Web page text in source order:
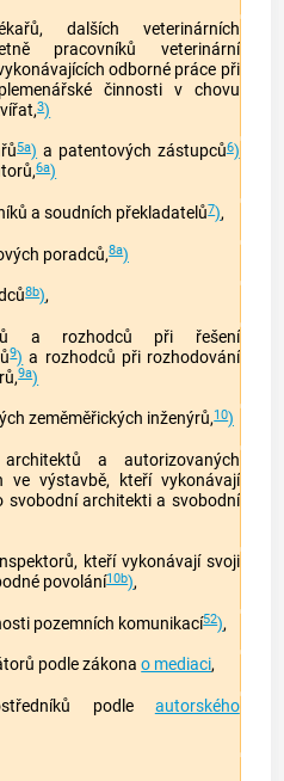
dalších veterinárních
pracovníků veterinární
odborné práce při
činnosti v chovu
3)
5a) a patentových zástupců6)
6a)
a soudních překladatelů7),
poradců,8a)
8b),
a rozhodců při řešení
9) a rozhodců při rozhodování
9a)
zeměměřických inženýrů,10)
architektů a autorizovaných
ve výstavbě, kteří vykonávají
svobodní architekti a svobodní
kteří vykonávají svoji
povolání10b),
pozemních komunikací52),
podle zákonao mediaci,
podle autorského